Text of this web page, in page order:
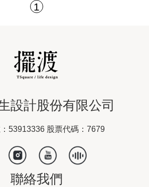
1
設計股份有限公司
53913336 股票代碼：7679
聯絡我們